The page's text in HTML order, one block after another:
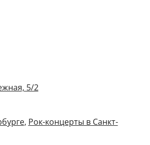
5/2
, Рок-концерты в Санкт-